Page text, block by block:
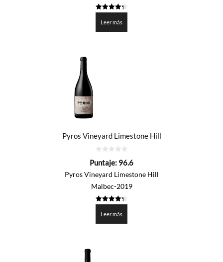
de 5
Leer más
Pyros Vineyard Limestone Hill
de
Puntaje: 96.6
Pyros Vineyard Limestone Hill
Malbec-2019
de 5
Leer más